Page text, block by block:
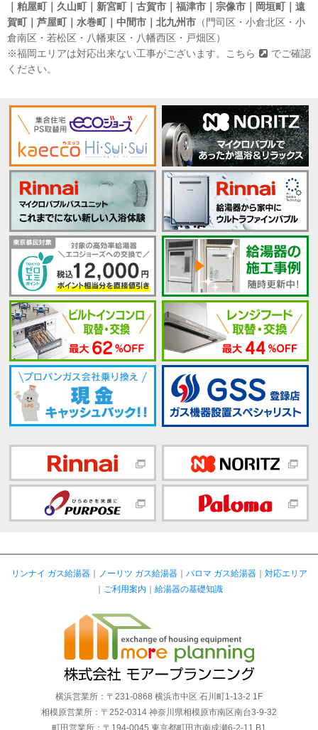
｜粕屋町｜久山町｜新宮町｜古賀市｜福津市｜宗像市｜岡垣町｜遠
賀町｜芦屋町｜水巻町｜中間市｜北九州市 （門司区・小倉北区・小
倉南区・若松区・八幡東区・八幡西区・戸畑区）
※福岡エリアは対応出来ない工事がございます。
こちら
でご確認
ください。
リンナイ ガス給湯器｜ ノーリツ ガス給湯器｜ パロマ ガス給湯器｜ 対応エリア
｜ ご利用案内 ｜ 給湯器の基礎知識
横浜営業所：〒231-0868 横浜市中区 石川町1-13-2 1F
相模原営業所：〒252-0314 神奈川県相模原市南区南台3-9-32
町田営業所：〒194-0045 東京都町田市南成瀬6-2-11 B1